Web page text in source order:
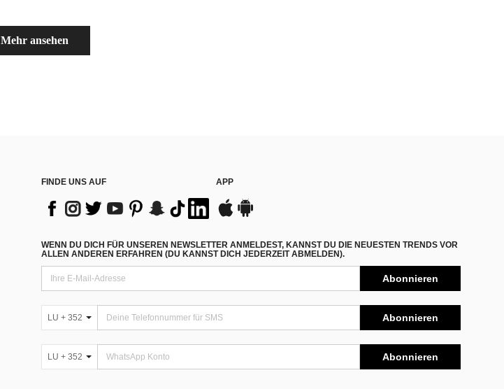
Mehr ansehen
FINDE UNS AUF APP
WENN DU DICH FÜR UNSEREN NEWSLETTER ANMELDEST, KANNST DU DIE NEUESTEN TRENDS VOR
ALLEN ANDEREN ERFAHREN (DU KANNST DICH JEDERZEIT ABMELDEN).
Abonnieren
LU + 352 Abonnieren
LU + 352 Abonnieren